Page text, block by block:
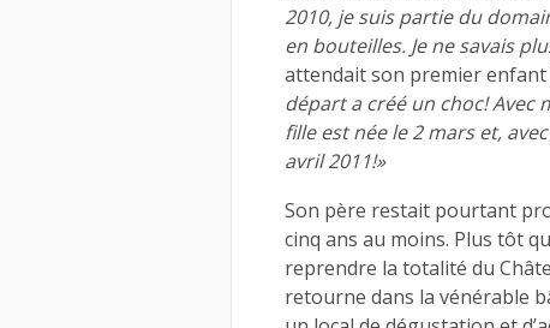
2010, je suis partie du
en bouteilles. Je ne savais
attendait son premier enfant
départ a créé un choc! Avec
fille est née le 2 mars et,
avril 2011!»
Son père restait pourtant
cinq ans au moins. Plus tôt
reprendre la totalité du
retourne dans la vénérable